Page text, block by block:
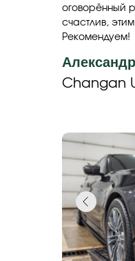
оговорённый
счастлив,
Рекомендуем!
Changan